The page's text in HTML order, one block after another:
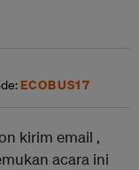
ECOBUS17
kirim email ,
acara ini